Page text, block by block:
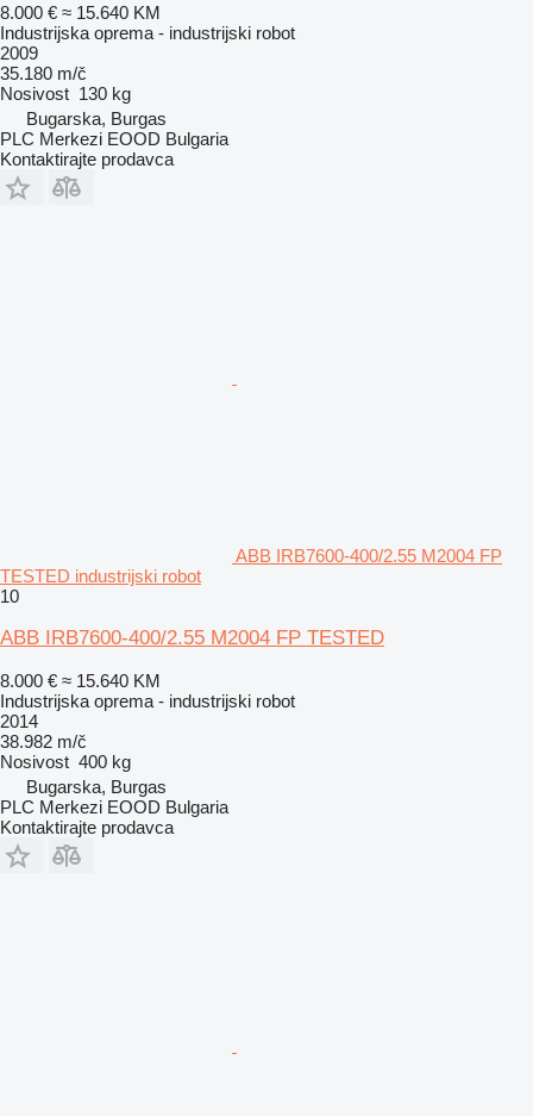
8.000 € ≈ 15.640 KM
Industrijska oprema - industrijski robot
2009
35.180 m/č
Nosivost 130 kg
Bugarska, Burgas
PLC Merkezi EOOD Bulgaria
Kontaktirajte prodavca
ABB IRB7600-400/2.55 M2004 FP
TESTED industrijski robot
10
ABB IRB7600-400/2.55 M2004 FP TESTED
8.000 € ≈ 15.640 KM
Industrijska oprema - industrijski robot
2014
38.982 m/č
Nosivost 400 kg
Bugarska, Burgas
PLC Merkezi EOOD Bulgaria
Kontaktirajte prodavca